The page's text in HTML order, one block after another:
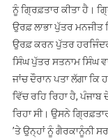
ਨੂੰ ਗ੍ਰਿਫ਼ਤਾਰ ਕੀਤਾ ਹੈ।
ਉਰਫ਼ ਲਾਭਾ ਪੁੱਤਰ
ਉਰਫ਼ ਕਰਨ ਪੁੱਤਰ
ਸਿੰਘ ਪੁੱਤਰ ਸਤਨਾਮ ਸਿੰਘ
ਜਾਂਚ ਦੌਰਾਨ ਪਤਾ ਲੱਗਾ
ਵਿੱਚ ਰਹਿ ਰਿਹਾ ਹੈ,
ਰਿਹਾ ਸੀ। ਉਸਨੇ
’ਤੇ ਉਨ੍ਹਾਂ ਨੂੰ ਗੈਰਕਾਨੂੰਨੀ